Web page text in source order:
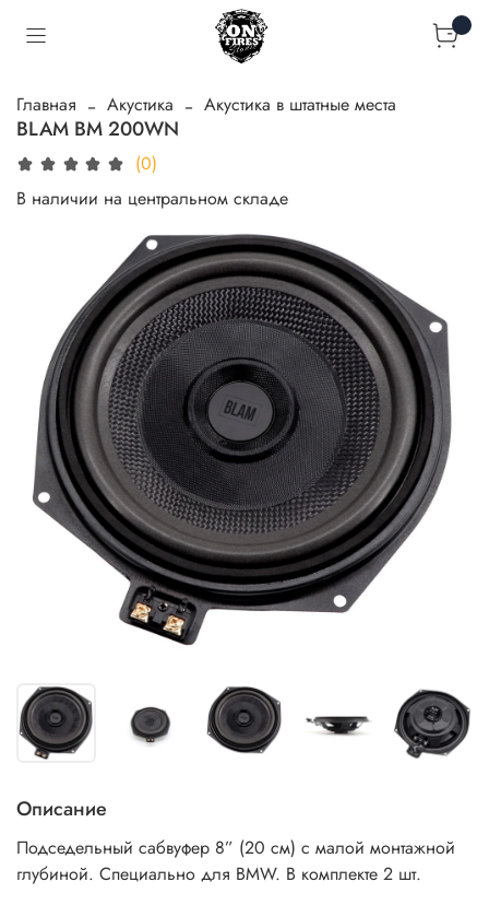
Главная Акустика Акустика в штатные места
BLAM BM 200WN
(0)
В наличии на центральном складе
Описание
Подседельный сабвуфер 8” (20 см) с малой монтажной
глубиной. Специально для BMW. В комплекте 2 шт.